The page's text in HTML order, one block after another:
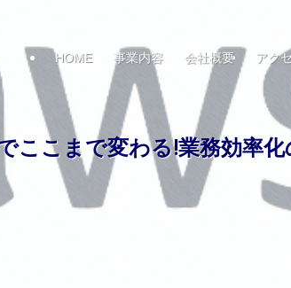
HOME 事業内容 会社概要 アク
ここまで変わる!業務効率化